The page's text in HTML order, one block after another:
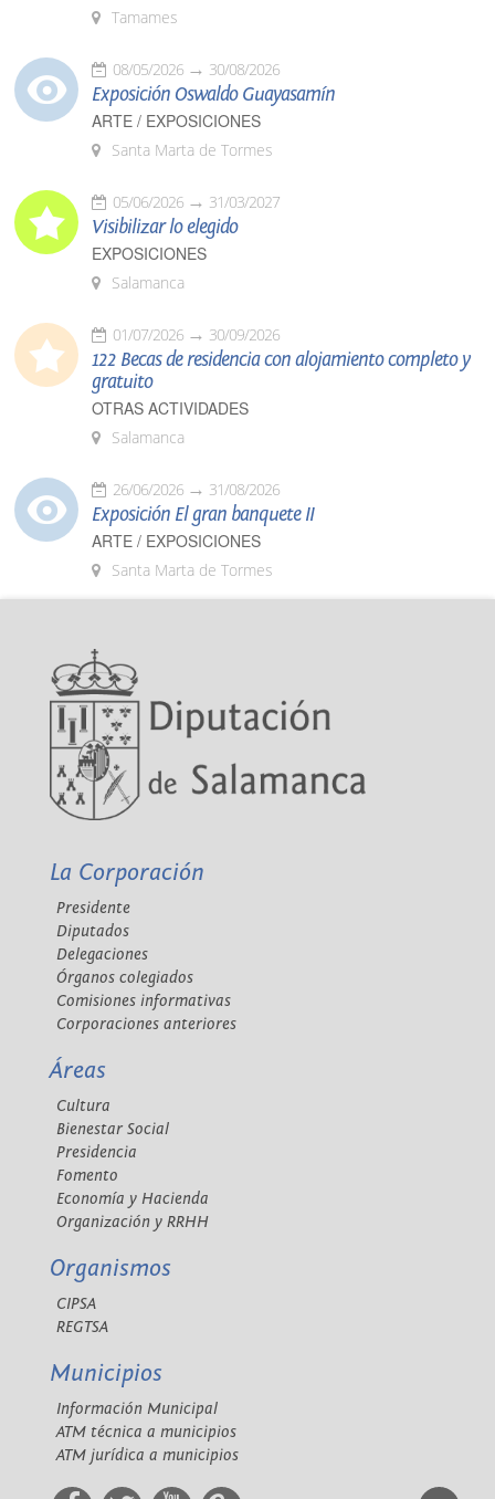
Tamames
08/05/2026 30/08/2026
Exposición Oswaldo Guayasamín
ARTE / EXPOSICIONES
Santa Marta de Tormes
05/06/2026 31/03/2027
Visibilizar lo elegido
EXPOSICIONES
Salamanca
01/07/2026 30/09/2026
122 Becas de residencia con alojamiento completo y
gratuito
OTRAS ACTIVIDADES
Salamanca
26/06/2026 31/08/2026
Exposición El gran banquete II
ARTE / EXPOSICIONES
Santa Marta de Tormes
La Corporación
Presidente
Diputados
Delegaciones
Órganos colegiados
Comisiones informativas
Corporaciones anteriores
Áreas
Cultura
Bienestar Social
Presidencia
Fomento
Economía y Hacienda
Organización y RRHH
Organismos
CIPSA
REGTSA
Municipios
Información Municipal
ATM técnica a municipios
ATM jurídica a municipios